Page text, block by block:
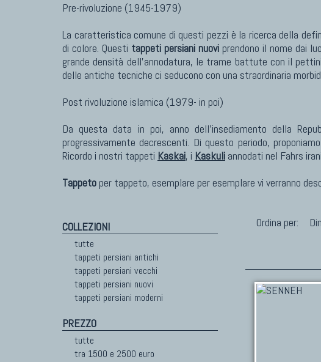
Pre-rivoluzione (1945-1979)
La caratteristica comune di questi pezzi è la ricerca della
di colore. Questi tappeti persiani nuoviprendono il nome dai
grande densità dell'annodatura, le trame battute con il
delle antiche tecniche ci seducono con una straordinaria
Post rivoluzione islamica (1979- in poi)
Da questa data in poi, anno dell'insediamento della
progressivamente decrescenti. Di questo periodo,
Ricordo i nostri tappeti Kaskai, i Kaskuli annodati nel Fahrs
Tappeto per tappeto, esemplare per esemplare vi verranno
COLLEZIONI
tutte
tappeti persiani antichi
tappeti persiani vecchi
tappeti persiani nuovi
tappeti persiani moderni
PREZZO
tutte
tra 1500 e 2500 euro
Ordina per: